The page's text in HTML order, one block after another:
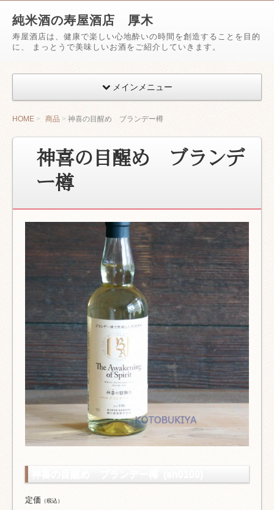
純米酒の寿屋酒店 厚木
寿屋酒店は、健康で楽しい心地酔いの時間を創造することを目的
に、 まっとうで美味しいお酒をご紹介していきます。
メインメニュー
HOME 商品 神喜の目醒め ブランデー樽
神喜の目醒め ブランデ
ー樽
定価 （税込）